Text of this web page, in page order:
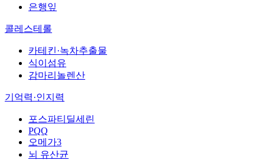
은행잎
콜레스테롤
카테킨·녹차추출물
식이섬유
감마리놀렌산
기억력·인지력
포스파티딜세린
PQQ
오메가3
뇌 유산균